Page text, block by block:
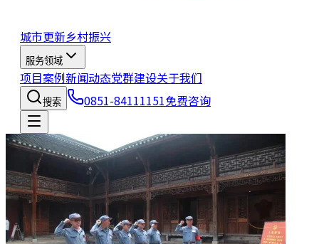
城市更新乡村振兴
服务领域
项目案例新闻动态党群建设关于我们
搜索 0851-84111151免费咨询